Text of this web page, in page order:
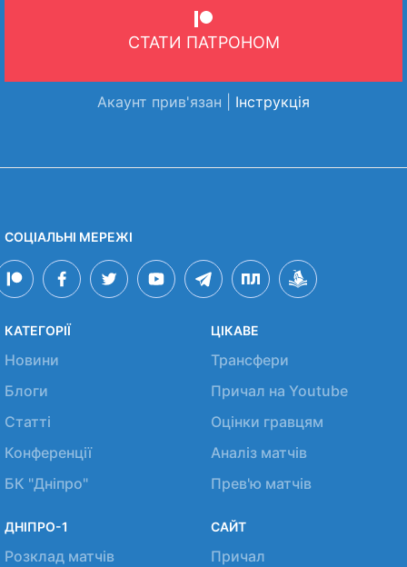
СТАТИ ПАТРОНОМ
Акаунт прив'язан | Інструкція
СОЦІАЛЬНІ МЕРЕЖІ
КАТЕГОРІЇ
Новини
Блоги
Статті
Конференції
БК "Дніпро"
ЦІКАВЕ
Трансфери
Причал на Youtube
Оцінки гравцям
Аналіз матчів
Прев'ю матчів
ДНІПРО-1
Розклад матчів
САЙТ
Причал